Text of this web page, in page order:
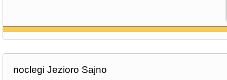
noclegi Jezioro Sajno